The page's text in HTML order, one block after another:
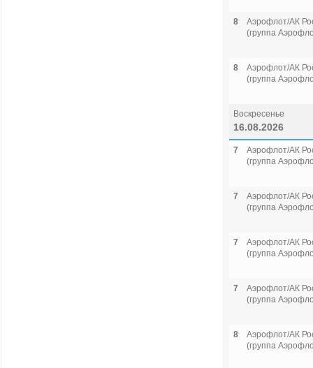
8
Аэрофлот/АК
(группа
8
Аэрофлот/АК
(группа
Воскресенье
16.08.2026
7
Аэрофлот/АК
(группа
7
Аэрофлот/АК
(группа
7
Аэрофлот/АК
(группа
7
Аэрофлот/АК
(группа
8
Аэрофлот/АК
(группа